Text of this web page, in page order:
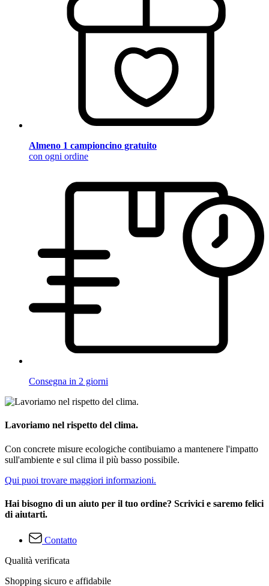
Almeno 1 campioncino gratuito
con ogni ordine
Consegna in 2 giorni
Lavoriamo nel rispetto del clima.
Con concrete misure ecologiche contibuiamo a mantenere l'impatto
sull'ambiente e sul clima il più basso possibile.
Qui puoi trovare maggiori informazioni.
Hai bisogno di un aiuto per il tuo ordine? Scrivici e saremo felici
di aiutarti.
Contatto
Qualità verificata
Shopping sicuro e affidabile